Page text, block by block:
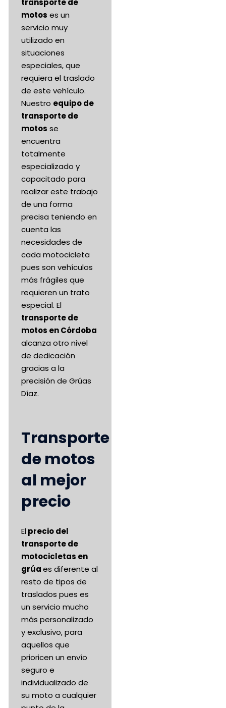
transporte de
motos es un
servicio muy
utilizado en
situaciones
especiales, que
requiera el traslado
de este vehículo.
Nuestro equipo de
transporte de
motos se
encuentra
totalmente
especializado y
capacitado para
realizar este trabajo
de una forma
precisa teniendo en
cuenta las
necesidades de
cada motocicleta
pues son vehículos
más frágiles que
requieren un trato
especial. El
transporte de
motos en Córdoba
alcanza otro nivel
de dedicación
gracias a la
precisión de Grúas
Díaz.
Transporte
de motos
al mejor
precio
Elprecio del
transporte de
motocicletas en
grúaes diferente al
resto de tipos de
traslados pues es
un servicio mucho
más personalizado
y exclusivo, para
aquellos que
prioricen un envío
seguro e
individualizado de
su moto a cualquier